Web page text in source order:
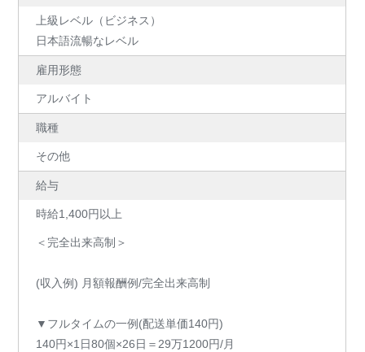
上級レベル（ビジネス）
日本語流暢なレベル
雇用形態
アルバイト
職種
その他
給与
時給1,400円以上
＜完全出来高制＞
(収入例) 月額報酬例/完全出来高制
▼フルタイムの一例(配送単価140円)
140円×1日80個×26日＝29万1200円/月